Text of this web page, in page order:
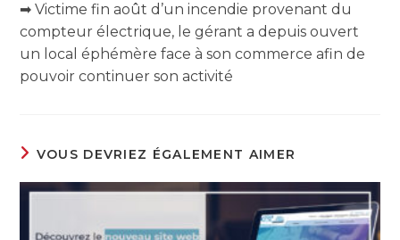
➡ Victime fin août d’un incendie provenant du
compteur électrique, le gérant a depuis ouvert
un local éphémère face à son commerce afin de
pouvoir continuer son activité
VOUS DEVRIEZ ÉGALEMENT AIMER